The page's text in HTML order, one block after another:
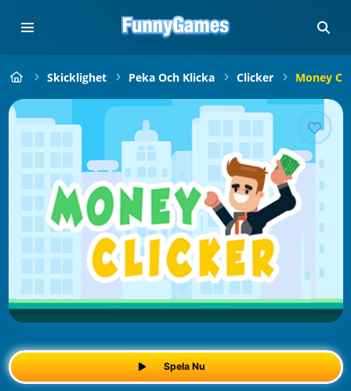
Skicklighet Peka Och Klicka Clicker Money
Spela Nu